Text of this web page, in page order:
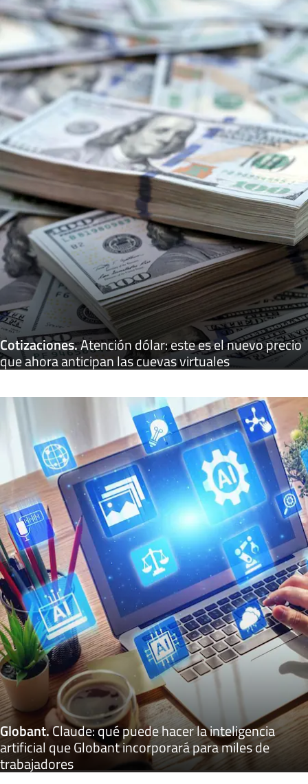
Cotizaciones.Atención dólar: este es el nuevo precio
que ahora anticipan las cuevas virtuales
Globant.Claude: qué puede hacer la inteligencia
artificial que Globant incorporará para miles de
trabajadores